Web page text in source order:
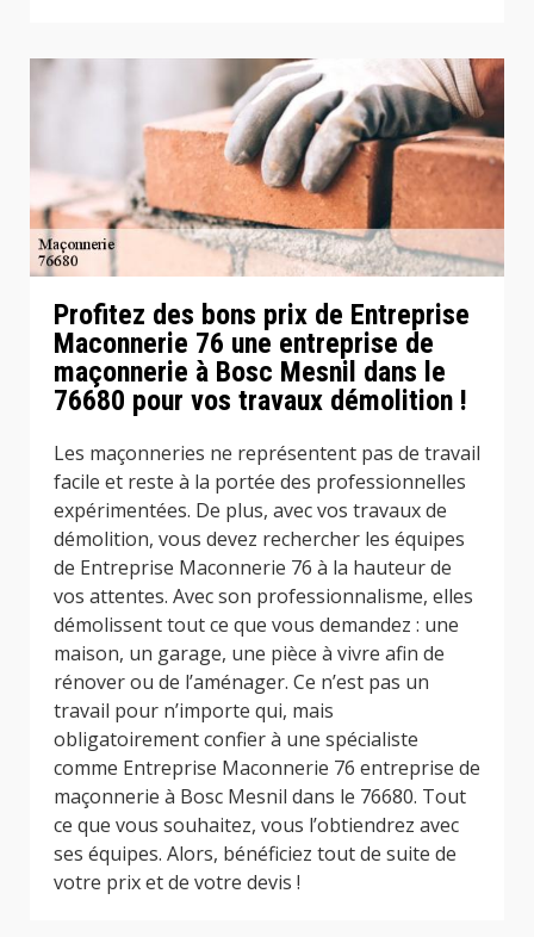
Profitez des bons prix de Entreprise
Maconnerie 76 une entreprise de
maçonnerie à Bosc Mesnil dans le
76680 pour vos travaux démolition !
Les maçonneries ne représentent pas de travail
facile et reste à la portée des professionnelles
expérimentées. De plus, avec vos travaux de
démolition, vous devez rechercher les équipes
de Entreprise Maconnerie 76 à la hauteur de
vos attentes. Avec son professionnalisme, elles
démolissent tout ce que vous demandez : une
maison, un garage, une pièce à vivre afin de
rénover ou de l’aménager. Ce n’est pas un
travail pour n’importe qui, mais
obligatoirement confier à une spécialiste
comme Entreprise Maconnerie 76 entreprise de
maçonnerie à Bosc Mesnil dans le 76680. Tout
ce que vous souhaitez, vous l’obtiendrez avec
ses équipes. Alors, bénéficiez tout de suite de
votre prix et de votre devis !